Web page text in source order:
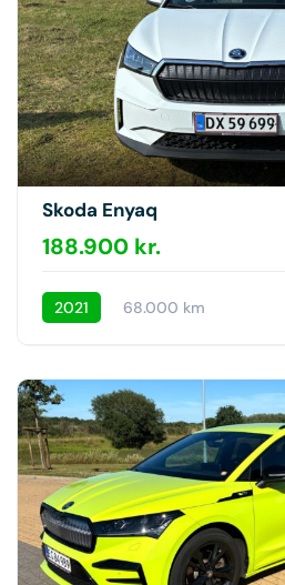
Skoda Enyaq
188.900 kr.
2021 68.000 km